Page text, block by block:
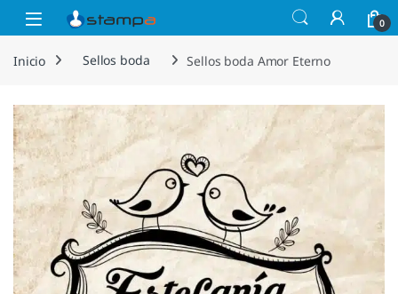
Saltar a la navegación
Saltar al contenido
Open 0
Inicio Sellos boda Sellos boda Amor Eterno